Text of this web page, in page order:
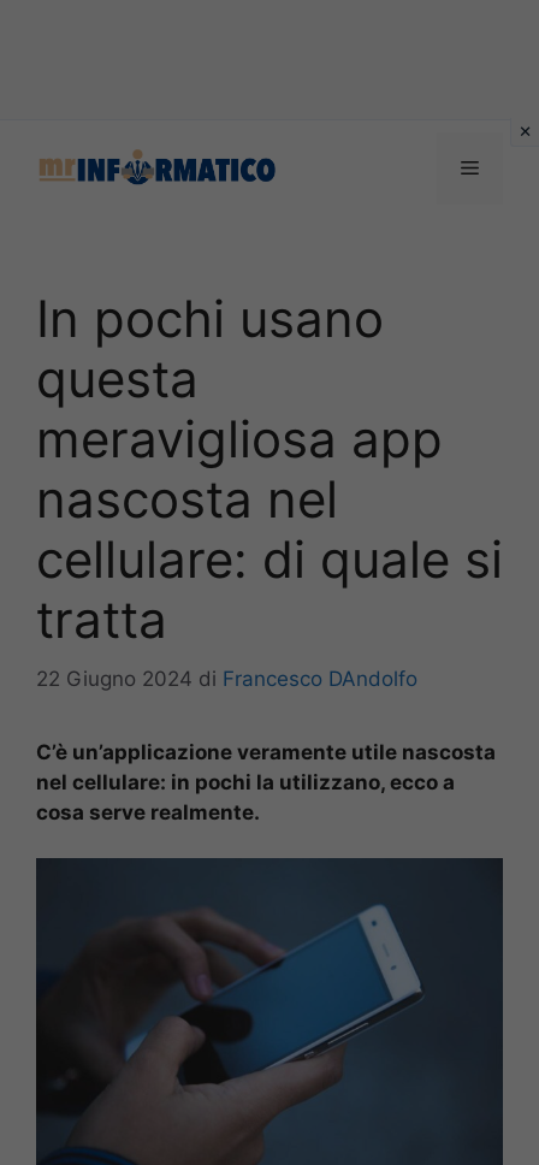
Menu
In pochi usano
questa
meravigliosa app
nascosta nel
cellulare: di quale si
tratta
22 Giugno 2024 di Francesco DAndolfo
C’è un’applicazione veramente utile nascosta
nel cellulare: in pochi la utilizzano, ecco a
cosa serve realmente.